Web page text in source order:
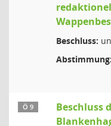
Beschluss:
Abstimmung:
Ö 9
Beschluss